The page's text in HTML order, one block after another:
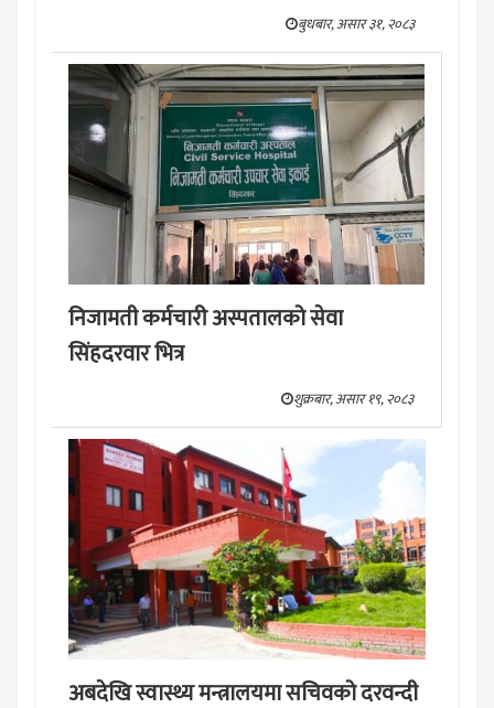
बुधबार, असार ३१, २०८३
निजामती कर्मचारी अस्पतालको सेवा
सिंहदरवार भित्र
शुक्रबार, असार १९, २०८३
अबदेखि स्वास्थ्य मन्त्रालयमा सचिवको दरवन्दी